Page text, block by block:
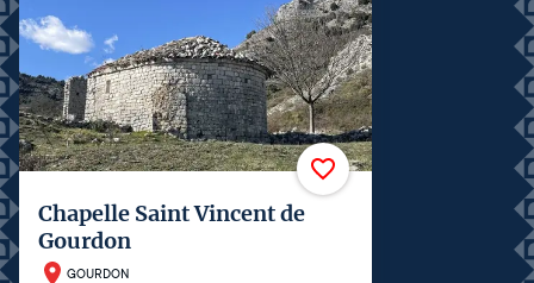
Chapelle Saint Vincent de
Gourdon
GOURDON